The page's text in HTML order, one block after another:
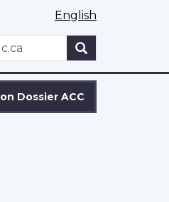
English
Dossier ACC